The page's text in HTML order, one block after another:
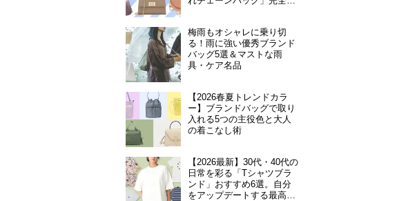
梅雨もオシャレに乗り切
る！雨に強い優秀ブランド
バッグ5選＆マストな雨
具・ケア名品
【2026春夏トレンドカラ
ー】ブランドバッグで取り
入れる5つの主役色と大人
の着こなし術
【2026最新】30代・40代の
日常を彩る「Tシャツブラ
ンド」おすすめ6選。自分
をアップデートする最高の